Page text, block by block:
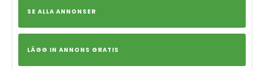
SE ALLA ANNONSER
LÄGG IN ANNONS GRATIS